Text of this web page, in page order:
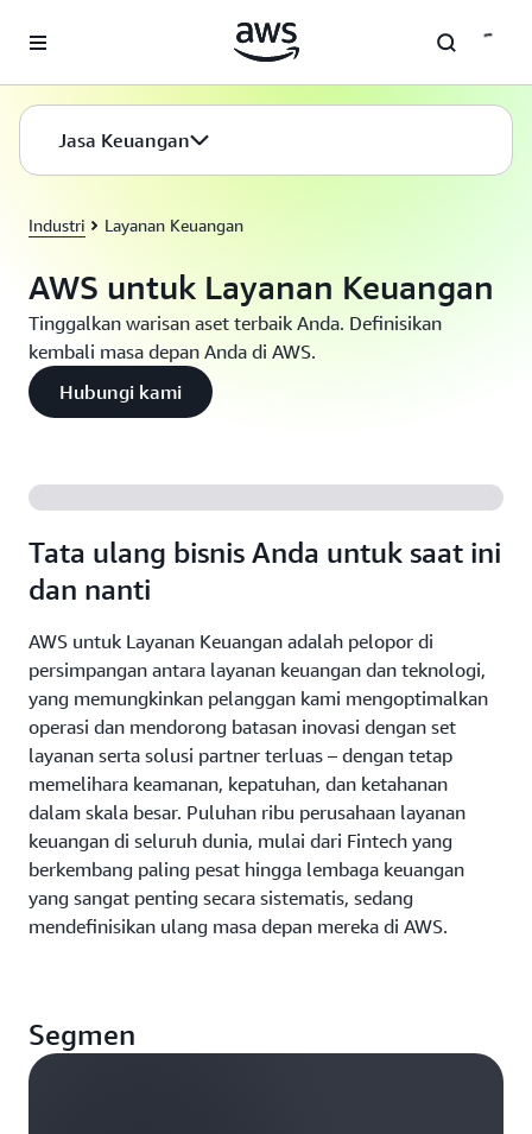
Jasa Keuangan
Industri Layanan Keuangan
AWS untuk Layanan Keuangan
Tinggalkan warisan aset terbaik Anda. Definisikan
kembali masa depan Anda di AWS.
Hubungi kami
Tata ulang bisnis Anda untuk saat ini
dan nanti
AWS untuk Layanan Keuangan adalah pelopor di
persimpangan antara layanan keuangan dan teknologi,
yang memungkinkan pelanggan kami mengoptimalkan
operasi dan mendorong batasan inovasi dengan set
layanan serta solusi partner terluas – dengan tetap
memelihara keamanan, kepatuhan, dan ketahanan
dalam skala besar. Puluhan ribu perusahaan layanan
keuangan di seluruh dunia, mulai dari Fintech yang
berkembang paling pesat hingga lembaga keuangan
yang sangat penting secara sistematis, sedang
mendefinisikan ulang masa depan mereka di AWS.
Segmen